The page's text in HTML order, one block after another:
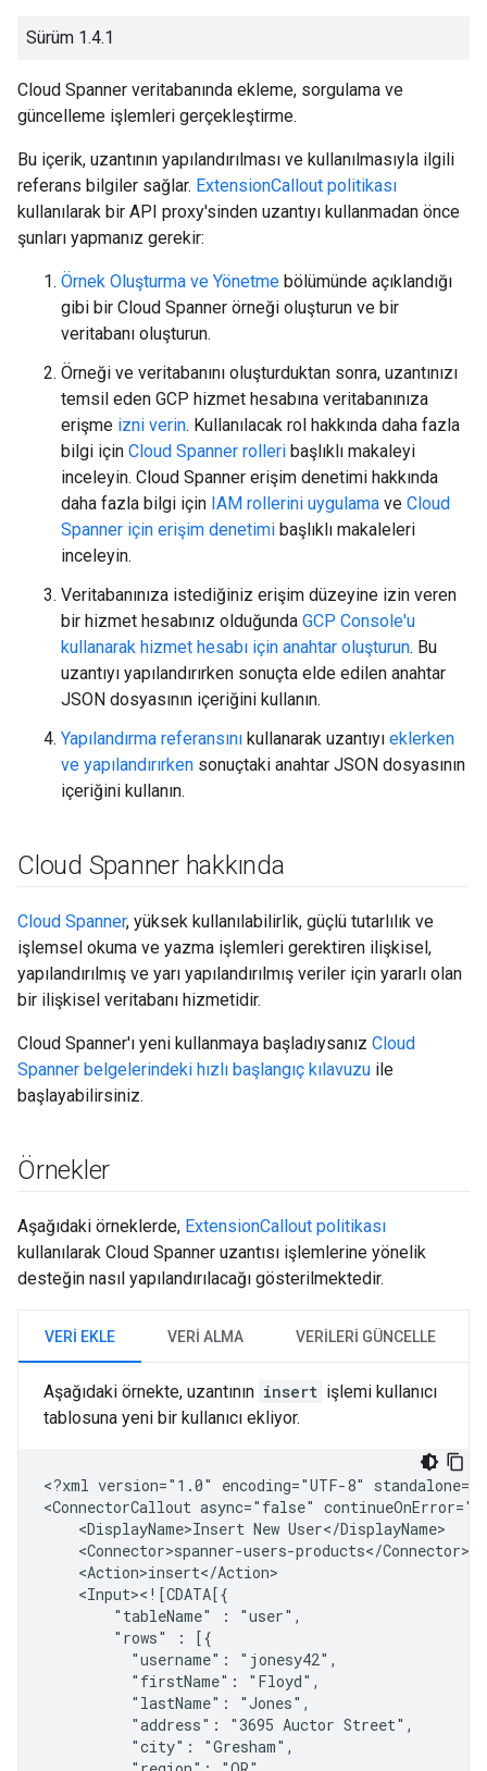
Sürüm 1.4.1
Cloud Spanner veritabanında ekleme, sorgulama ve
güncelleme işlemleri gerçekleştirme.
Bu içerik, uzantının yapılandırılması ve kullanılmasıyla ilgili
referans bilgiler sağlar. ExtensionCallout politikası
kullanılarak bir API proxy'sinden uzantıyı kullanmadan önce
şunları yapmanız gerekir:
Örnek Oluşturma ve Yönetme bölümünde açıklandığı
gibi bir Cloud Spanner örneği oluşturun ve bir
veritabanı oluşturun.
Örneği ve veritabanını oluşturduktan sonra, uzantınızı
temsil eden GCP hizmet hesabına veritabanınıza
erişme izni verin. Kullanılacak rol hakkında daha fazla
bilgi için Cloud Spanner rolleri başlıklı makaleyi
inceleyin. Cloud Spanner erişim denetimi hakkında
daha fazla bilgi için IAM rollerini uygulama ve Cloud
Spanner için erişim denetimi başlıklı makaleleri
inceleyin.
Veritabanınıza istediğiniz erişim düzeyine izin veren
bir hizmet hesabınız olduğunda GCP Console'u
kullanarak hizmet hesabı için anahtar oluşturun. Bu
uzantıyı yapılandırırken sonuçta elde edilen anahtar
JSON dosyasının içeriğini kullanın.
Yapılandırma referansını kullanarak uzantıyı eklerken
ve yapılandırırken sonuçtaki anahtar JSON dosyasının
içeriğini kullanın.
Cloud Spanner hakkında
Cloud Spanner, yüksek kullanılabilirlik, güçlü tutarlılık ve
işlemsel okuma ve yazma işlemleri gerektiren ilişkisel,
yapılandırılmış ve yarı yapılandırılmış veriler için yararlı olan
bir ilişkisel veritabanı hizmetidir.
Cloud Spanner'ı yeni kullanmaya başladıysanız Cloud
Spanner belgelerindeki hızlı başlangıç kılavuzu ile
başlayabilirsiniz.
Örnekler
Aşağıdaki örneklerde, ExtensionCallout politikası
kullanılarak Cloud Spanner uzantısı işlemlerine yönelik
desteğin nasıl yapılandırılacağı gösterilmektedir.
VERI EKLE VERI ALMA VERILERI GÜNCELLE
Aşağıdaki örnekte, uzantının insert işlemi kullanıcı
tablosuna yeni bir kullanıcı ekliyor.
<?xml version="1.0" encoding="UTF-8"
<ConnectorCallout async="false"
<DisplayName>Insert New
"tableName"
:
"rows"
:
"username":
"firstName":
"lastName":
"address":
"3695 Auctor
"city":